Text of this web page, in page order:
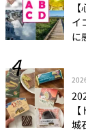
イ
に
城